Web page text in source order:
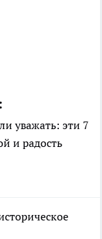
уважать: эти 7
и радость